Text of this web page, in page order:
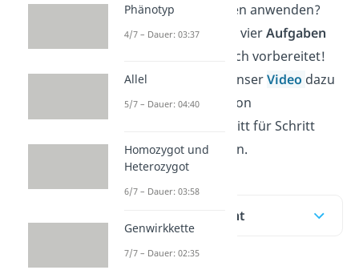
möchtest dein Wissen anwenden?
Dann haben wir hier vierAufgaben
für dich vorbereitet!
Schau auch gerne unserVideo dazu
an, um die Analyse von
Stammbäumen Schritt für Schritt
erklärt zu bekommen.
Inhaltsübersicht
Phänotyp
4/7 – Dauer: 03:37
Allel
5/7 – Dauer: 04:40
Homozygot und
Heterozygot
6/7 – Dauer: 03:58
Genwirkkette
7/7 – Dauer: 02:35